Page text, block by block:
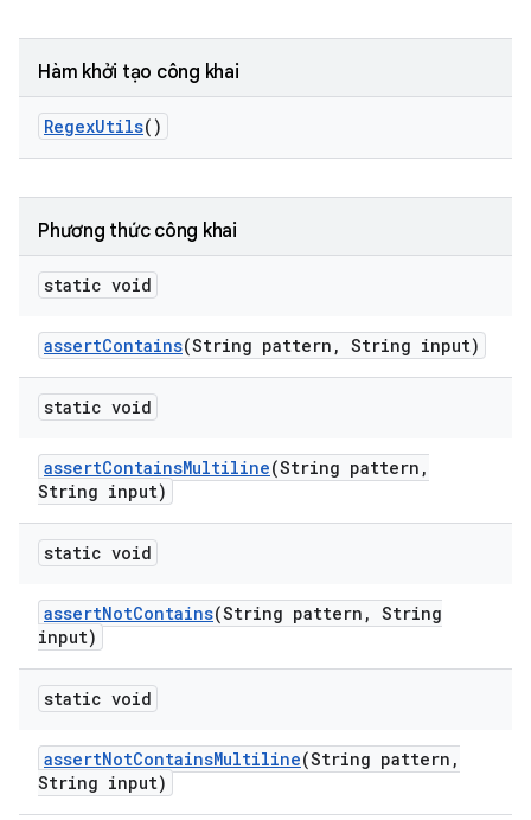
Hàm khởi tạo công khai
RegexUtils()
Phương thức công khai
static void
assertContains(String pattern , String input)
static void
assertContainsMultiline(String pattern ,
String input)
static void
assertNotContains(String pattern , String
input)
static void
assertNotContainsMultiline(String pattern ,
String input)